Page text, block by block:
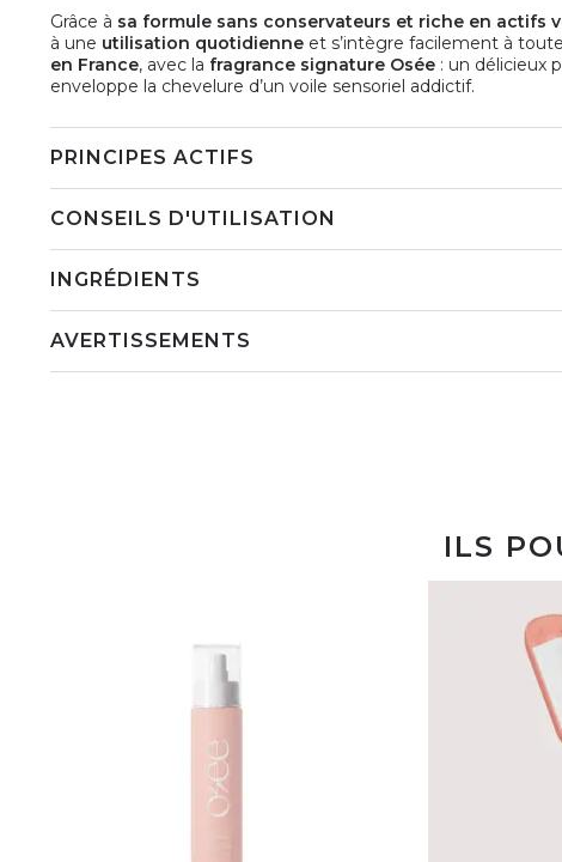
Grâce à sa formule sans conservateurs et riche en actifs
à une utilisation quotidienne et s’intègre facilement à
en France, avec la fragrance signature Osée : un délicieux
enveloppe la chevelure d’un voile sensoriel addictif.
PRINCIPES ACTIFS
CONSEILS D'UTILISATION
INGRÉDIENTS
AVERTISSEMENTS
ILS